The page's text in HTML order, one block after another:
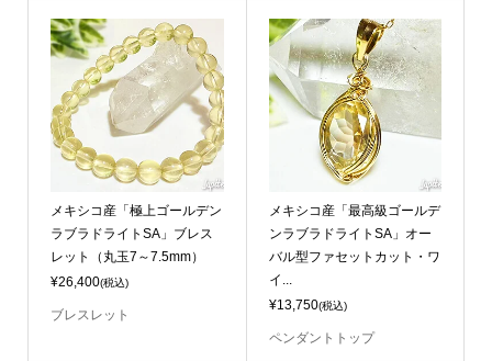
メキシコ産「極上ゴールデン
ラブラドライトSA」ブレス
レット（丸玉7～7.5mm）
¥26,400(税込)
ブレスレット
メキシコ産「最高級ゴールデ
ンラブラドライトSA」オー
バル型ファセットカット・ワ
イ...
¥13,750(税込)
ペンダントトップ